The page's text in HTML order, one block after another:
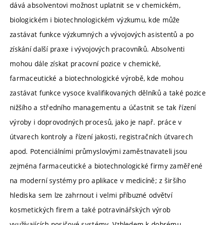
dává absolventovi možnost uplatnit se v chemickém,
biologickém i biotechnologickém výzkumu, kde může
zastávat funkce výzkumných a vývojových asistentů a po
získání další praxe i vývojových pracovníků. Absolventi
mohou dále získat pracovní pozice v chemické,
farmaceutické a biotechnologické výrobě, kde mohou
zastávat funkce vysoce kvalifikovaných dělníků a také pozice
nižšího a středního managementu a účastnit se tak řízení
výroby i doprovodných procesů, jako je např. práce v
útvarech kontroly a řízení jakosti, registračních útvarech
apod. Potenciálními průmyslovými zaměstnavateli jsou
zejména farmaceutické a biotechnologické firmy zaměřené
na moderní systémy pro aplikace v medicíně; z širšího
hlediska sem lze zahrnout i velmi příbuzné odvětví
kosmetických firem a také potravinářských výrob